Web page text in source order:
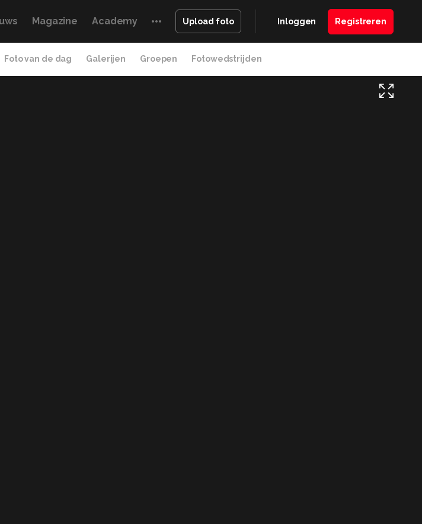
Magazine Academy Upload foto Inloggen Registreren
Foto van de dag Galerijen Groepen Fotowedstrijden